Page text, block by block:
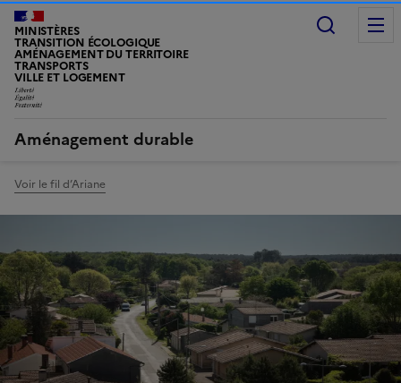
MINISTÈRES
TRANSITION ÉCOLOGIQUE
AMÉNAGEMENT DU TERRITOIRE
TRANSPORTS
VILLE ET LOGEMENT
LIBERTÉ, ÉGALITÉ, FRATERNITÉ
Aménagement durable
Voir le fil d’Ariane